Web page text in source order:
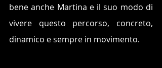
bene anche Martina e il suo modo di
vivere questo percorso, concreto,
dinamico e sempre in movimento.